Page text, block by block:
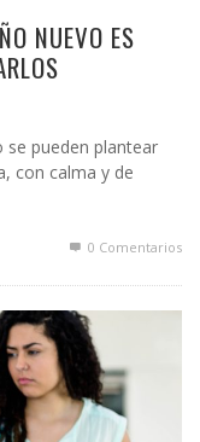
NUEVO ES
se pueden plantear
con calma y de
0 Comentarios